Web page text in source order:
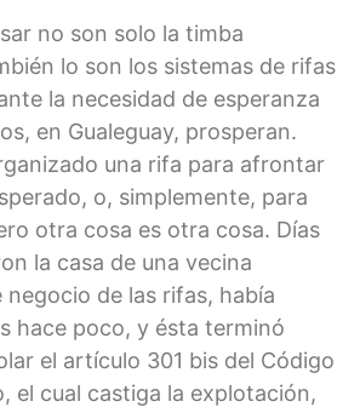
no son solo la timba
lo son los sistemas de rifas
la necesidad de esperanza
en Gualeguay, prosperan.
una rifa para afrontar
o, simplemente, para
otra cosa es otra cosa. Días
la casa de una vecina
negocio de las rifas, había
hace poco, y ésta terminó
el artículo 301 bis del Código
el cual castiga la explotación,